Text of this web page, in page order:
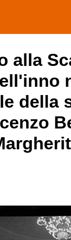
alla
della